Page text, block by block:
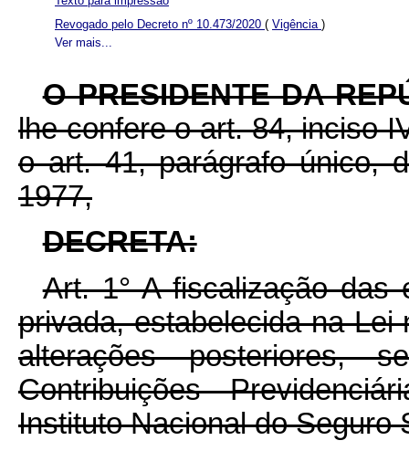
Ver mais...
Revogado pelo Decreto nº 10.473/2020 ( Vigência )
O PRESIDENTE DA
lhe confere o art. 84, inciso
o art. 41, parágrafo único,
1977,
DECRETA:
Art. 1° A fiscalização das
privada, estabelecida na Lei
alterações posteriores,
Contribuições
Instituto Nacional do Seguro